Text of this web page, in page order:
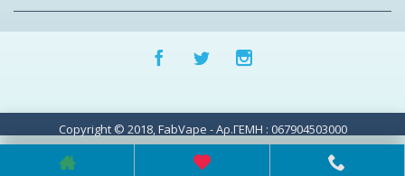
Copyright © 2018, FabVape - Αρ.ΓΕΜΗ : 067904503000